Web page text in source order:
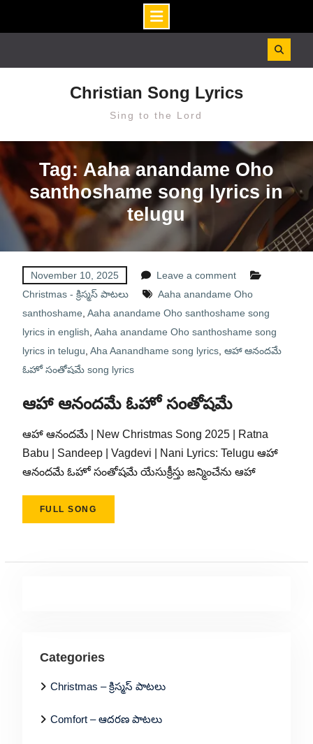
Christian Song Lyrics
Sing to the Lord
Tag: Aaha anandame Oho
santhoshame song lyrics in
telugu
November 10, 2025
Leave a comment
Christmas - క్రిస్మస్ పాటలు
Aaha anandame Oho
santhoshame Aaha anandame Oho santhoshame song
lyrics in english Aaha anandame Oho santhoshame song
lyrics in telugu Aha Aanandhame song lyrics, ఆహా ఆనందమే
ఓహో సంతోషమే song lyrics
ఆహా ఆనందమే ఓహో సంతోషమే
ఆహా ఆనందమే | New Christmas Song 2025 | Ratna
Babu | Sandeep | Vagdevi | Nani Lyrics: Telugu ఆహా
ఆనందమే ఓహో సంతోషమే యేసుక్రీస్తు జన్మించేను ఆహా
FULL SONG
Categories
Christmas – క్రిస్మస్ పాటలు
Comfort – ఆదరణ పాటలు